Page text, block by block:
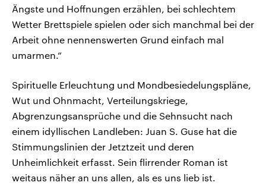
Ängste und Hoffnungen erzählen, bei schlechtem
Wetter Brettspiele spielen oder sich manchmal bei der
Arbeit ohne nennenswerten Grund einfach mal
umarmen.“
Spirituelle Erleuchtung und Mondbesiedelungspläne,
Wut und Ohnmacht, Verteilungskriege,
Abgrenzungsansprüche und die Sehnsucht nach
einem idyllischen Landleben: Juan S. Guse hat die
Stimmungslinien der Jetztzeit und deren
Unheimlichkeit erfasst. Sein flirrender Roman ist
weitaus näher an uns allen, als es uns lieb ist.